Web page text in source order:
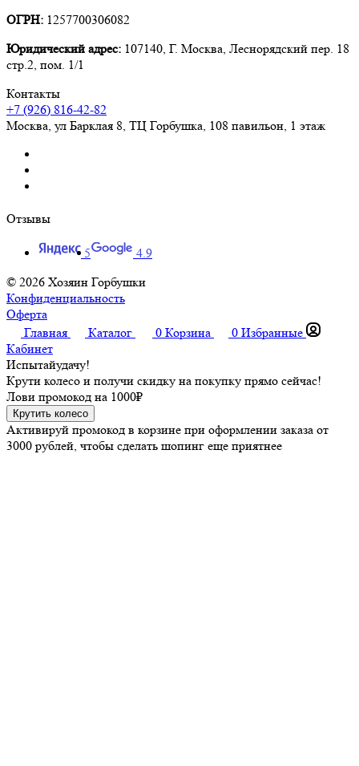
ОГРН: 1257700306082
Юридический адрес: 107140, Г. Москва, Леснорядский пер. 18
стр.2, пом. 1/1
Контакты
+7 (926) 816-42-82
Москва, ул Барклая 8, ТЦ Горбушка, 108 павильон, 1 этаж
Отзывы
5
4.9
© 2026 Хозяин Горбушки
Конфиденциальность
Оферта
Главная
Каталог 0 Корзина 0 Избранные
Кабинет
Испытайудачу!
Крути колесо и получи скидку на покупку прямо сейчас!
Лови промокод на 1000₽
Крутить колесо
Активируй промокод в корзине при оформлении заказа от
3000 рублей, чтобы сделать шопинг еще приятнее